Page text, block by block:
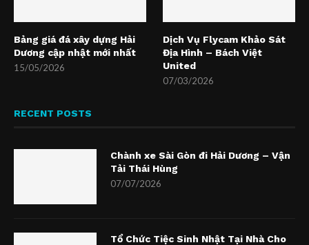
Bảng giá đá xây dựng Hải
Dương cập nhật mới nhất
15/05/2026
Dịch Vụ Flycam Khảo Sát
Địa Hình – Bách Việt
United
07/03/2026
RECENT POSTS
Chành xe Sài Gòn đi Hải Dương – Vận
Tải Thái Hùng
07/07/2026
Tổ Chức Tiệc Sinh Nhật Tại Nhà Cho